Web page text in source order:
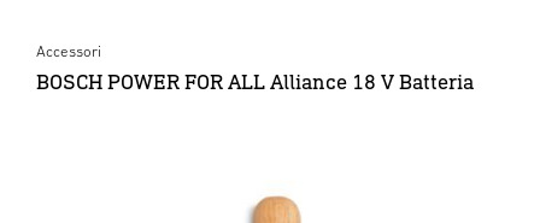
Accessori
BOSCH POWER FOR ALL Alliance 18 V Batteria